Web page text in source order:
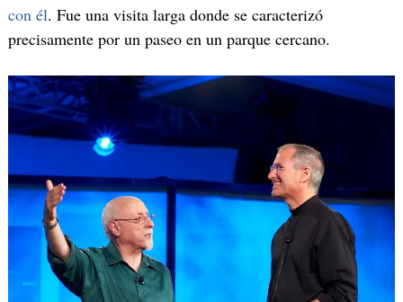
con él. Fue una visita larga donde se caracterizó
precisamente por un paseo en un parque cercano.